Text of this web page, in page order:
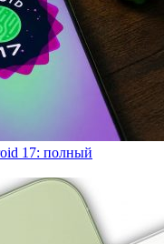
17: полный